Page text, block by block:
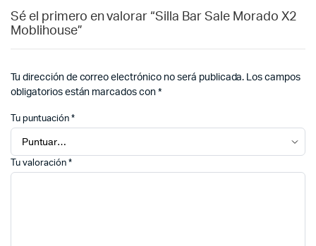
Sé el primero en valorar “Silla Bar Sale Morado X2
Moblihouse”
Tu dirección de correo electrónico no será publicada. Los campos
obligatorios están marcados con*
Tu puntuación *
Tu valoración *